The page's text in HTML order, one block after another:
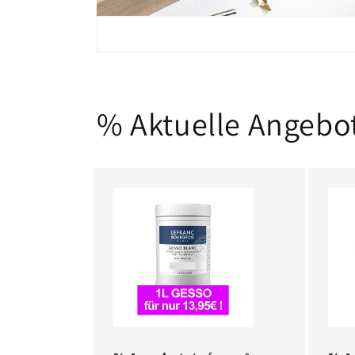
% Aktuelle